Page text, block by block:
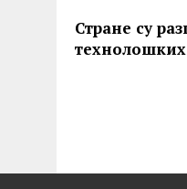
Стране су
технолошких